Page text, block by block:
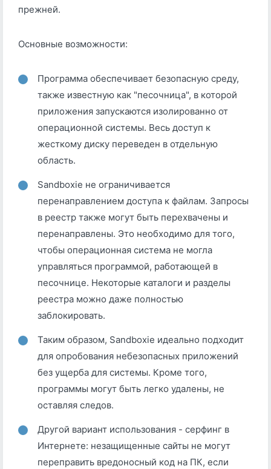
прежней.
Основные возможности:
Программа обеспечивает безопасную среду,
также известную как "песочница", в которой
приложения запускаются изолированно от
операционной системы. Весь доступ к
жесткому диску переведен в отдельную
область.
Sandboxie не ограничивается
перенаправлением доступа к файлам. Запросы
в реестр также могут быть перехвачены и
перенаправлены. Это необходимо для того,
чтобы операционная система не могла
управляться программой, работающей в
песочнице. Некоторые каталоги и разделы
реестра можно даже полностью
заблокировать.
Таким образом, Sandboxie идеально подходит
для опробования небезопасных приложений
без ущерба для системы. Кроме того,
программы могут быть легко удалены, не
оставляя следов.
Другой вариант использования - серфинг в
Интернете: незащищенные сайты не могут
переправить вредоносный код на ПК, если